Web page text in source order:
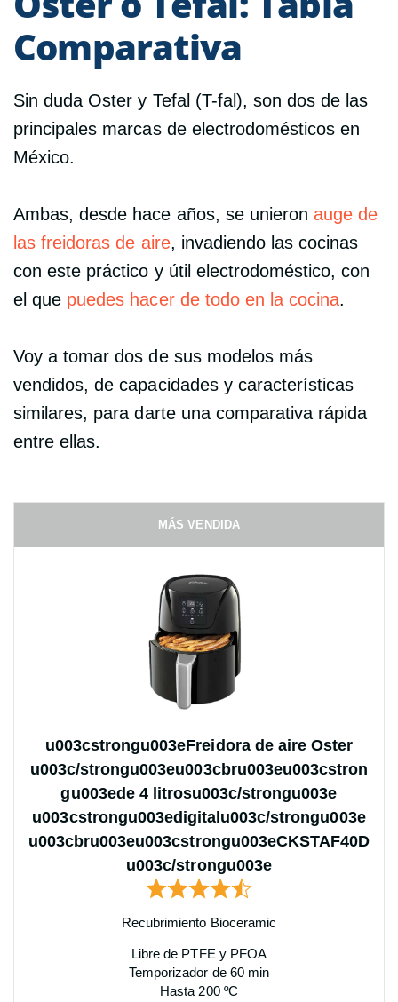
Comparativa
Sin duda Oster y Tefal (T-fal), son dos de las
principales marcas de electrodomésticos en
México.
Ambas, desde hace años, se unieronauge de
las freidoras de aire, invadiendo las cocinas
con este práctico y útil electrodoméstico, con
el que puedes hacer de todo en la cocina.
Voy a tomar dos de sus modelos más
vendidos, de capacidades y características
similares, para darte una comparativa rápida
entre ellas.
MÁS VENDIDA
u003cstrongu003eFreidora de aire Oster
u003c/strongu003eu003cbru003eu003cstron
gu003ede 4 litrosu003c/strongu003e
u003cstrongu003edigitalu003c/strongu003e
u003cbru003eu003cstrongu003eCKSTAF40D
u003c/strongu003e
Recubrimiento Bioceramic
Libre de PTFE y PFOA
Temporizador de 60 min
Hasta 200 ºC